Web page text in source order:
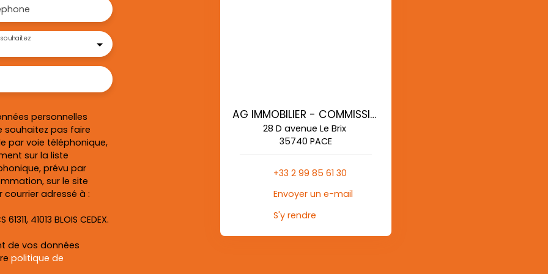
personnelles
souhaitez pas faire
par voie téléphonique,
sur la liste
prévu par
sur le site
adressé à :
41013 BLOIS CEDEX.
de vos données
politique de
AG IMMOBILIER - COMMISSIONS REDUITES
28 D avenue Le Brix
35740 PACE
+33 2 99 85 61 30
Envoyer un e-mail
S'y rendre